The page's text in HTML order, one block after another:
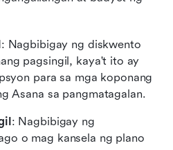
: Nagbibigay ng diskwento
pagsingil, kaya't ito ay
para sa mga koponang
Asana sa pangmatagalan.
: Nagbibigay ng
o mag kansela ng plano